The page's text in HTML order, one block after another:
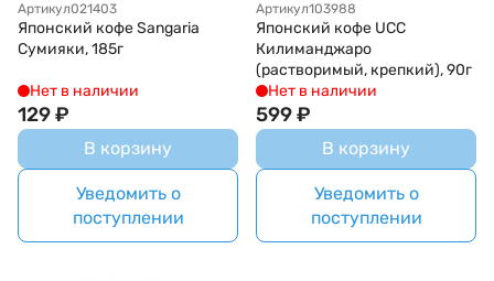
Артикул021403
Японский кофе Sangaria
Сумияки, 185г
Нет в наличии
129₽
В корзину
Уведомить о
поступлении
Артикул103988
Японский кофе UCC
Килиманджаро
(растворимый, крепкий), 90г
Нет в наличии
599₽
В корзину
Уведомить о
поступлении